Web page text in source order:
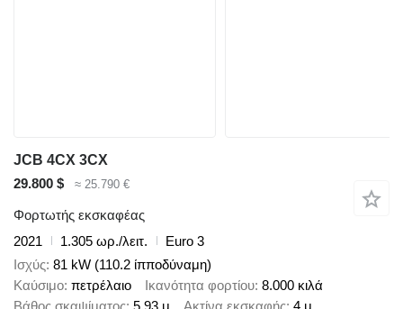
JCB 4CX 3CX
29.800 $
≈ 25.790 €
Φορτωτής εκσκαφέας
2021
1.305 ωρ./λειτ.
Euro 3
Ισχύς 81 kW (110.2 ίπποδύναμη)
Καύσιμο πετρέλαιο Ικανότητα φορτίου 8.000 κιλά